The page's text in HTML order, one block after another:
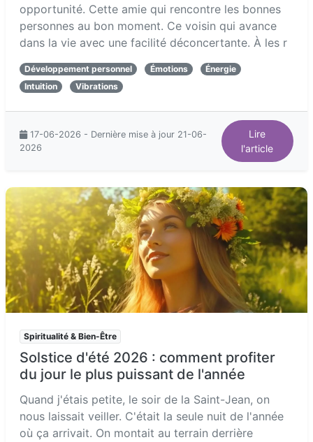
opportunité. Cette amie qui rencontre les bonnes
personnes au bon moment. Ce voisin qui avance
dans la vie avec une facilité déconcertante. À les r
Développement personnel Émotions
Énergie
Intuition
Vibrations
17-06-2026 - Dernière mise à jour 21-06-
2026
Lire
l'article
Spiritualité & Bien-Être
Solstice d'été 2026 : comment profiter
du jour le plus puissant de l'année
Quand j'étais petite, le soir de la Saint-Jean, on
nous laissait veiller. C'était la seule nuit de l'année
où ça arrivait. On montait au terrain derrière